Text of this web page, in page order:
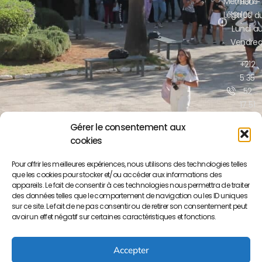
Gérer le consentement aux
cookies
Pour offrir les meilleures expériences, nous utilisons des technologies telles
que les cookies pour stocker et/ou accéder aux informations des
appareils. Le fait de consentir à ces technologies nous permettra de traiter
des données telles que le comportement de navigation ou les ID uniques
sur ce site. Le fait de ne pas consentir ou de retirer son consentement peut
avoir un effet négatif sur certaines caractéristiques et fonctions.
Accepter
Légales
19H00
Lundi
+212
5 35
52
17 51
Moulay
Youssef
Meknès